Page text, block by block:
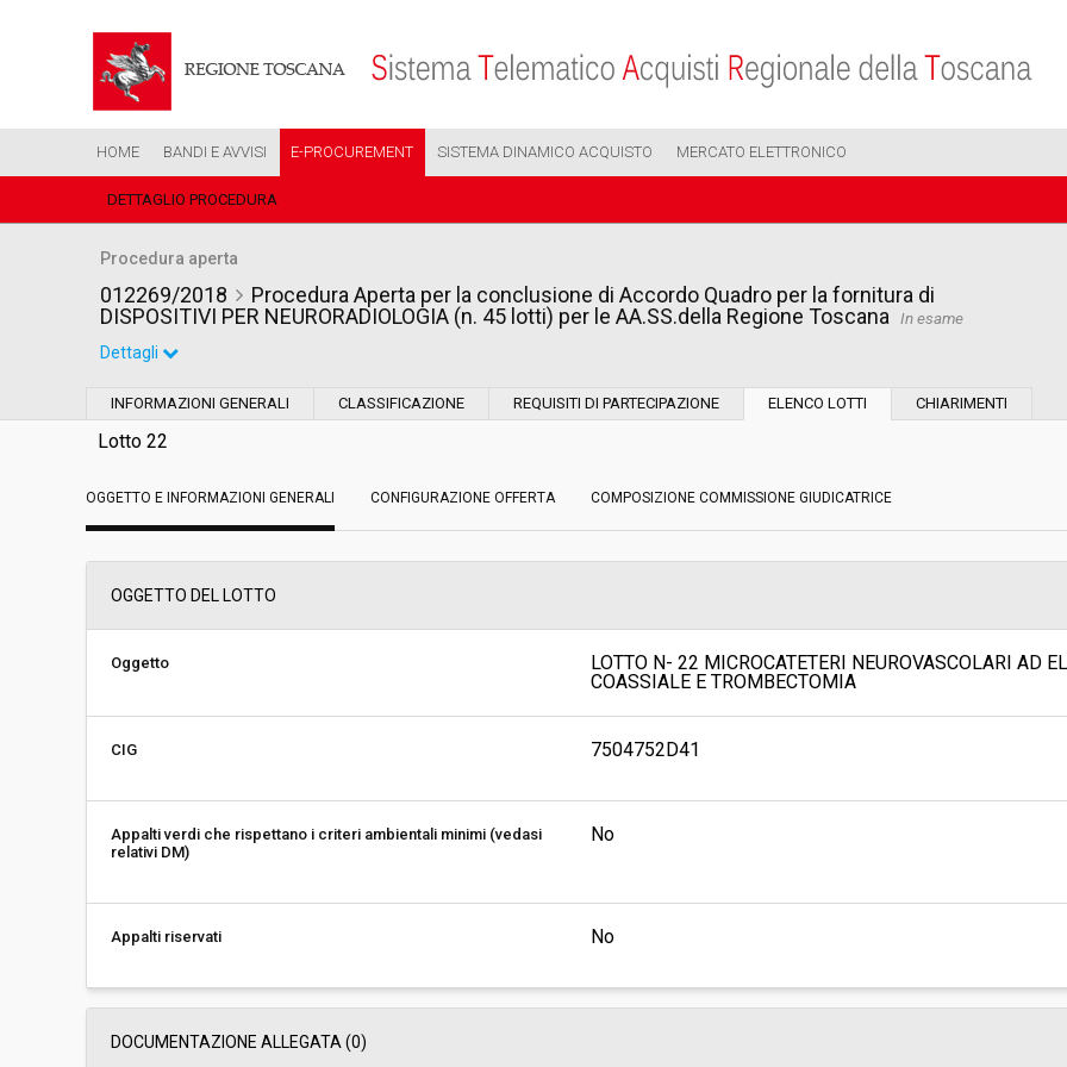
HOME BANDI E AVVISI E-PROCUREMENT SISTEMA DINAMICO ACQUISTO MERCATO ELETTRONICO
DETTAGLIO PROCEDURA
Procedura aperta
012269/2018
Procedura Aperta per la conclusione di Accordo Quadro per la fornitura di
DISPOSITIVI PER NEURORADIOLOGIA (n. 45 lotti) per le AA.SS.della Regione Toscana
In esame
Tipo di contratto:
Data pubblicazione: 12/06/2018 16:22 Scelta del contraente:
Svolgimento: Gara in busta chiusa Valore stimato della procedura:
Dettagli
INFORMAZIONI GENERALI CLASSIFICAZIONE REQUISITI DI PARTECIPAZIONE ELENCO LOTTI CHIARIMENTI
Lotto 22
OGGETTO E INFORMAZIONI GENERALI CONFIGURAZIONE OFFERTA COMPOSIZIONE COMMISSIONE GIUDICATRICE
OGGETTO DEL LOTTO
Oggetto
LOTTO N- 22 MICROCATETERI NEUROVASCOLARI AD
COASSIALE E TROMBECTOMIA
CIG 7504752D41
Appalti verdi che rispettano i criteri ambientali minimi (vedasi
relativi DM)
No
Appalti riservati No
DOCUMENTAZIONE ALLEGATA (0)